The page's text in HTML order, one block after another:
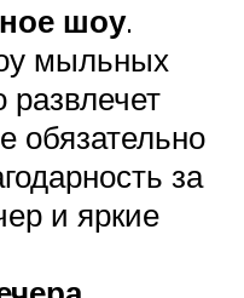
шоу.
мыльных
развлечет
обязательно
за
и яркие